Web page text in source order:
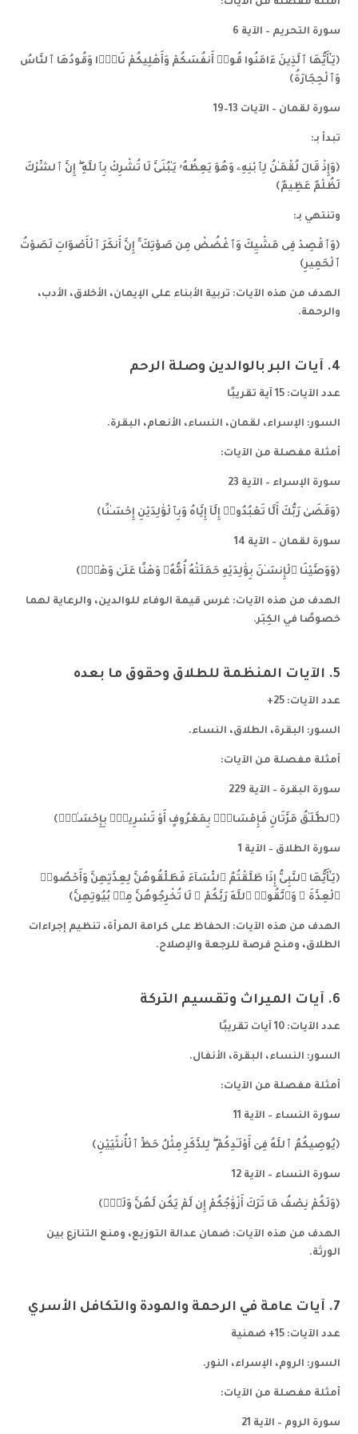
سورة التحريم – الآية 6
﴿يَـٰٓأَيُّهَا ٱلَّذِينَ ءَامَنُوا قُوا۟ أَنفُسَكُمْ وَأَهْلِيكُمْ نَارًۭا وَقُودُهَا ٱلنَّاسُ
وَٱلْحِجَارَةُ﴾
سورة لقمان – الآيات 13–19
تبدأ بـ:
﴿وَإِذْ قَالَ لُقْمَـٰنُ لِٱبْنِهِۦ وَهُوَ يَعِظُهُۥ يَـٰبُنَىَّ لَا تُشْرِكْ بِٱللَّهِ ۖ إِنَّ ٱلشِّرْكَ
لَظُلْمٌ عَظِيمٌ﴾
وتنتهي بـ:
﴿وَٱقْصِدْ فِى مَشْيِكَ وَٱغْضُضْ مِن صَوْتِكَ ۚ إِنَّ أَنكَرَ ٱلْأَصْوَاتِ لَصَوْتُ
ٱلْحَمِيرِ﴾
الهدف من هذه الآيات: تربية الأبناء على الإيمان، الأخلاق، الأدب،
والرحمة.
4. آيات البر بالوالدين وصلة الرحم
عدد الآيات: 15 آية تقريبًا
السور: الإسراء، لقمان، النساء، الأنعام، البقرة.
أمثلة مفصلة من الآيات:
سورة الإسراء – الآية 23
﴿وَقَضَىٰ رَبُّكَ أَلَّا تَعْبُدُوا۟ إِلَّآ إِيَّاهُ وَبِٱلْوَٰلِدَيْنِ إِحْسَـٰنًا﴾
سورة لقمان – الآية 14
﴿وَوَصَّيْنَا ٱلْإِنسَـٰنَ بِوَٰلِدَيْهِ حَمَلَتْهُ أُمُّهُۥ وَهْنًا عَلَىٰ وَهْنٍۢ﴾
الهدف من هذه الآيات: غرس قيمة الوفاء للوالدين، والرعاية لهما
خصوصًا في الكِبَر.
5. الآيات المنظمة للطلاق وحقوق ما بعده
عدد الآيات: 25+
السور: البقرة، الطلاق، النساء.
أمثلة مفصلة من الآيات:
سورة البقرة – الآية 229
﴿ٱلطَّلَـٰقُ مَرَّتَانِ فَإِمْسَاكٌۢ بِمَعْرُوفٍ أَوْ تَسْرِيحٌۢ بِإِحْسَـٰنٍۢ﴾
سورة الطلاق – الآية 1
﴿يَـٰٓأَيُّهَا ٱلنَّبِىُّ إِذَا طَلَّقْتُمُ ٱلنِّسَآءَ فَطَلِّقُوهُنَّ لِعِدَّتِهِنَّ وَأَحْصُوا۟
ٱلْعِدَّةَ ۖ وَٱتَّقُوا۟ ٱللَّهَ رَبَّكُمْ ۖ لَا تُخْرِجُوهُنَّ مِنۢ بُيُوتِهِنَّ﴾
الهدف من هذه الآيات: الحفاظ على كرامة المرأة، تنظيم إجراءات
الطلاق، ومنح فرصة للرجعة والإصلاح.
6. آيات الميراث وتقسيم التركة
عدد الآيات: 10 آيات تقريبًا
السور: النساء، البقرة، الأنفال.
أمثلة مفصلة من الآيات:
سورة النساء – الآية 11
﴿يُوصِيكُمُ ٱللَّهُ فِىٓ أَوْلَـٰدِكُمْ ۖ لِلذَّكَرِ مِثْلُ حَظِّ ٱلْأُنثَيَيْنِ﴾
سورة النساء – الآية 12
﴿وَلَكُمْ نِصْفُ مَا تَرَكَ أَزْوَٰجُكُمْ إِن لَّمْ يَكُن لَّهُنَّ وَلَدٌۭ﴾
الهدف من هذه الآيات: ضمان عدالة التوزيع، ومنع التنازع بين
الورثة.
7. آيات عامة في الرحمة والمودة والتكافل الأسري
عدد الآيات: 15+ ضمنية
السور: الروم، الإسراء، النور.
أمثلة مفصلة من الآيات:
سورة الروم – الآية 21